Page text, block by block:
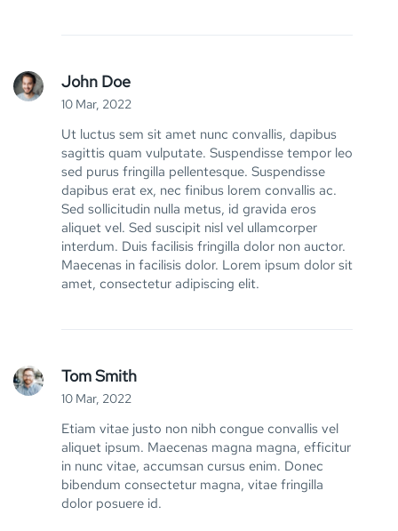
John Doe
10 Mar, 2022
Ut luctus sem sit amet nunc convallis, dapibus
sagittis quam vulputate. Suspendisse tempor leo
sed purus fringilla pellentesque. Suspendisse
dapibus erat ex, nec finibus lorem convallis ac.
Sed sollicitudin nulla metus, id gravida eros
aliquet vel. Sed suscipit nisl vel ullamcorper
interdum. Duis facilisis fringilla dolor non auctor.
Maecenas in facilisis dolor. Lorem ipsum dolor sit
amet, consectetur adipiscing elit.
Tom Smith
10 Mar, 2022
Etiam vitae justo non nibh congue convallis vel
aliquet ipsum. Maecenas magna magna, efficitur
in nunc vitae, accumsan cursus enim. Donec
bibendum consectetur magna, vitae fringilla
dolor posuere id.